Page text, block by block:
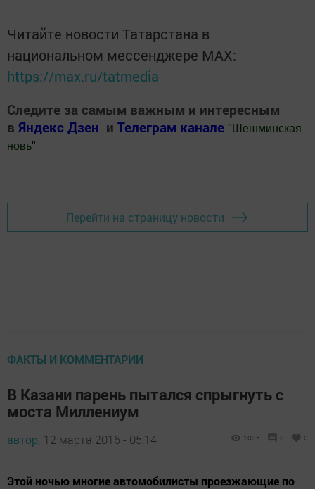
Читайте новости Татарстана в
национальном мессенджере MАХ:
https://max.ru/tatmedia
Следите за самым важным и интересным
в Яндекс Дзен и Телеграм канале " Шешминская
новь"
Перейти на страницу новости
ФАКТЫ И КОММЕНТАРИИ
В Казани парень пытался спрыгнуть с
моста Миллениум
автор, 12 марта 2016 - 05:14 1035 0 0
Этой ночью многие автомобилисты проезжающие по